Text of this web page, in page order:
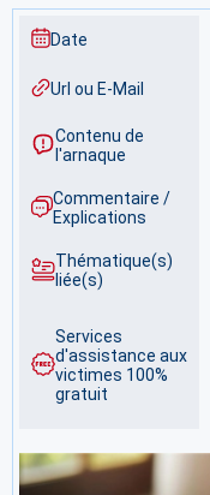
Date
Url ou E-Mail
Contenu de
l'arnaque
Commentaire /
Explications
Thématique(s)
liée(s)
Services
d'assistance aux
victimes 100%
gratuit